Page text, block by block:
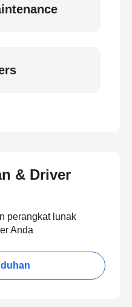
& Driver
perangkat lunak
Anda